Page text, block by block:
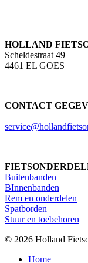
HOLLAND
Scheldestraat 49
4461 EL GOES
CONTACT
Buitenbanden
BInnenbanden
Rem en onderdelen
Spatborden
Stuur en toebehoren
© 2026 Holland
Close
Home